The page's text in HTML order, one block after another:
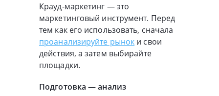
Крауд-маркетинг — это
маркетинговый инструмент. Перед
тем как его использовать, сначала
проанализируйте рынок и свои
действия, а затем выбирайте
площадки.
Подготовка — анализ